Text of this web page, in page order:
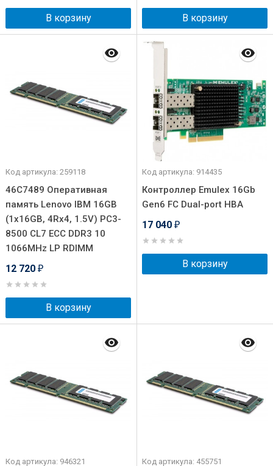
В корзину В корзину
Код артикула: 259118
46C7489 Оперативная
память Lenovo IBM 16GB
(1x16GB, 4Rx4, 1.5V) PC3-
8500 CL7 ECC DDR3 10
1066MHz LP RDIMM
12 720 ₽
В корзину
Код артикула: 914435
Контроллер Emulex 16Gb
Gen6 FC Dual-port HBA
17 040 ₽
В корзину
Код артикула: 946321 Код артикула: 455751